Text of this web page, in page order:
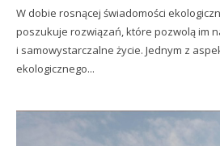
W dobie rosnącej świadomości
poszukuje rozwiązań, które pozwolą im
i samowystarczalne życie. Jednym z
ekologicznego...